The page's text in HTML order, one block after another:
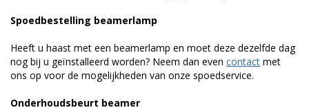
Spoedbestelling beamerlamp
Heeft u haast met een beamerlamp en moet deze dezelfde dag
nog bij u geïnstalleerd worden? Neem dan even contact met
ons op voor de mogelijkheden van onze spoedservice.
Onderhoudsbeurt beamer